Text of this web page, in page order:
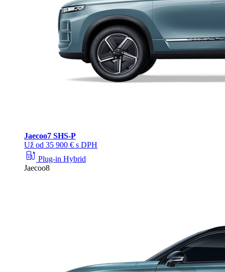
Jaecoo7 SHS-P
Už od 35 900 € s DPH
ev_station Plug-in Hybrid
Jaecoo8